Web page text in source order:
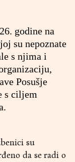
godine na
su nepoznate
s njima i
Posušje
s ciljem
su
da se radi o